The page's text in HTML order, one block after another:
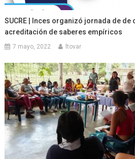
SUCRE | Inces organizó jornada de de
acreditación de saberes empíricos
7 mayo, 2022 ltovar